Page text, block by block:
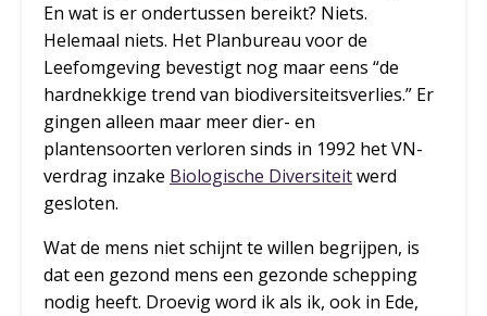
En wat is er ondertussen bereikt? Niets.
Helemaal niets. Het Planbureau voor de
Leefomgeving bevestigt nog maar eens “de
hardnekkige trend van biodiversiteitsverlies.” Er
gingen alleen maar meer dier- en
plantensoorten verloren sinds in 1992 het VN-
verdrag inzake Biologische Diversiteitwerd
gesloten.
Wat de mens niet schijnt te willen begrijpen, is
dat een gezond mens een gezonde schepping
nodig heeft. Droevig word ik als ik, ook in Ede,